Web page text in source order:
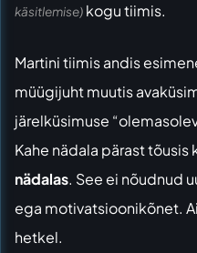
käsitlemise) kogu tiimis.
Martini tiimis andis
müügijuht muutis
järelküsimuse
Kahe nädala pärast tõusis
nädalas. See ei nõudnud
ega motivatsioonikõnet.
hetkel.